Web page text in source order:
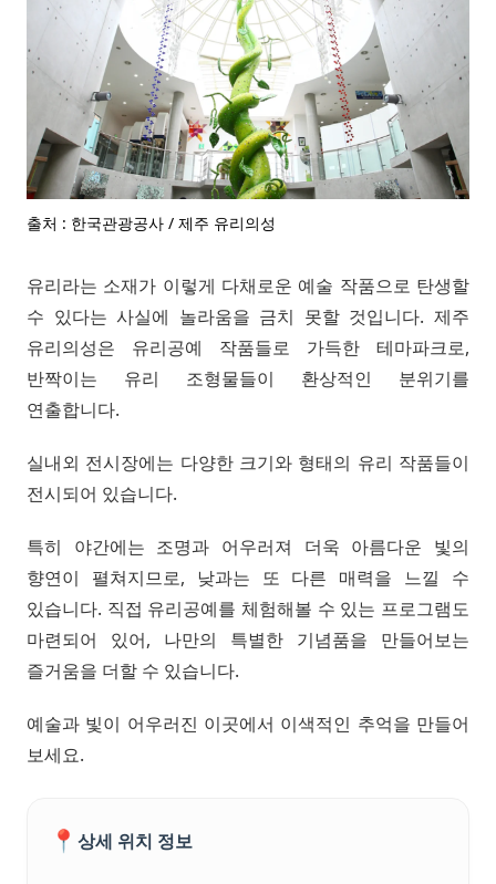
출처 : 한국관광공사 / 제주 유리의성
유리라는 소재가 이렇게 다채로운 예술 작품으로 탄생할
수 있다는 사실에 놀라움을 금치 못할 것입니다. 제주
유리의성은 유리공예 작품들로 가득한 테마파크로,
반짝이는 유리 조형물들이 환상적인 분위기를
연출합니다.
실내외 전시장에는 다양한 크기와 형태의 유리 작품들이
전시되어 있습니다.
특히 야간에는 조명과 어우러져 더욱 아름다운 빛의
향연이 펼쳐지므로, 낮과는 또 다른 매력을 느낄 수
있습니다. 직접 유리공예를 체험해볼 수 있는 프로그램도
마련되어 있어, 나만의 특별한 기념품을 만들어보는
즐거움을 더할 수 있습니다.
예술과 빛이 어우러진 이곳에서 이색적인 추억을 만들어
보세요.
📍 상세 위치 정보